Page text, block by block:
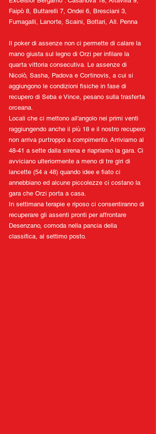
Faipò 8, Buttarelli 7, Ondei 6, Bresciani 3,
Fumagalli, Lanorte, Scaini, Bottari, All. Penna
Il poker di assenze non ci permette di calare la
mano giusta sul legno di Orzi per infilare la
quarta vittoria consecutiva. Le assenze di
Nicolò, Sasha, Padova e Cortinovis, a cui si
aggiungono le condizioni fisiche in fase di
recupero di Seba e Vince, pesano sulla trasferta
orceana.
Locali che ci mettono all'angolo nei primi venti
raggiungendo anche il più 18 e il nostro recupero
non arriva purtroppo a compimento. Arriviamo al
48-41 a sette dalla sirena e riapriamo la gara. Ci
avviciano ulteriormente a meno di tre giri di
lancette (54 a 48) quando idee e fiato ci
annebbiano ed alcune piccolezze ci costano la
gara che Orzi porta a casa.
In settimana terapie e riposo ci consentiranno di
recuperare gli assenti pronti per affrontare
Desenzano, comoda nella pancia della
classifica, al settimo posto.